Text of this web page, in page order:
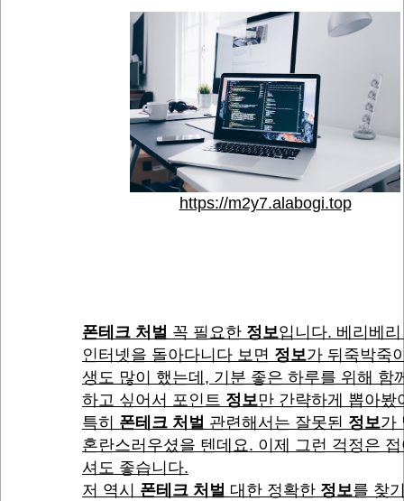
https://m2y7.alabogi.top
폰테크 처벌 꼭 필요한 정보입니다. 베리베
인터넷을 돌아다니다 보면 정보가 뒤죽박죽
생도 많이 했는데, 기분 좋은 하루를 위해 함
하고 싶어서 포인트 정보만 간략하게 뽑아봤
특히 폰테크 처벌 관련해서는 잘못된 정보가
혼란스러우셨을 텐데요. 이제 그런 걱정은
셔도 좋습니다.
저 역시 폰테크 처벌 대한 정확한 정보를 찾